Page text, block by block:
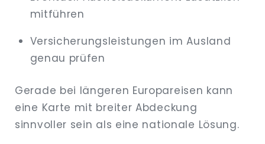
mitführen
Versicherungsleistungen im Ausland
genau prüfen
Gerade bei längeren Europareisen kann
eine Karte mit breiter Abdeckung
sinnvoller sein als eine nationale Lösung.